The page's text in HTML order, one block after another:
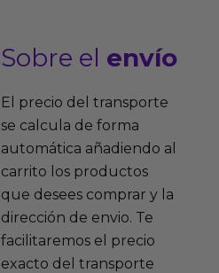
Sobre el envío
El precio del transporte
se calcula de forma
automática añadiendo al
carrito los productos
que desees comprar y la
dirección de envio. Te
facilitaremos el precio
exacto del transporte